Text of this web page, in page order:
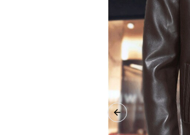
Previous slide